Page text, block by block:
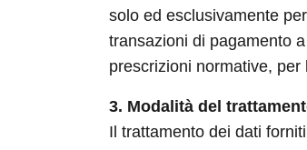
solo ed esclusivamente
transazioni di pagamento
prescrizioni normative,
3. Modalità del
Il trattamento dei dati